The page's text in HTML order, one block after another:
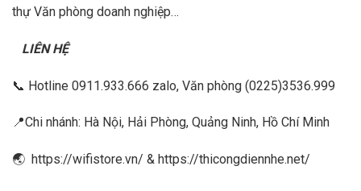
thự Văn phòng doanh nghiệp…
LIÊN HỆ
📞 Hotline 0911.933.666 zalo, Văn phòng (0225)3536.999
📍Chi nhánh: Hà Nội, Hải Phòng, Quảng Ninh, Hồ Chí Minh
🌏 https://wifistore.vn/ & https://thicongdiennhe.net/